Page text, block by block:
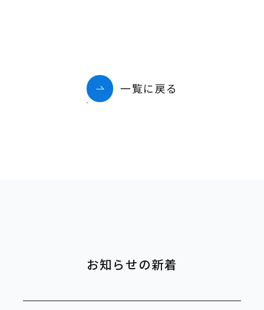
一覧に戻る
お知らせの新着